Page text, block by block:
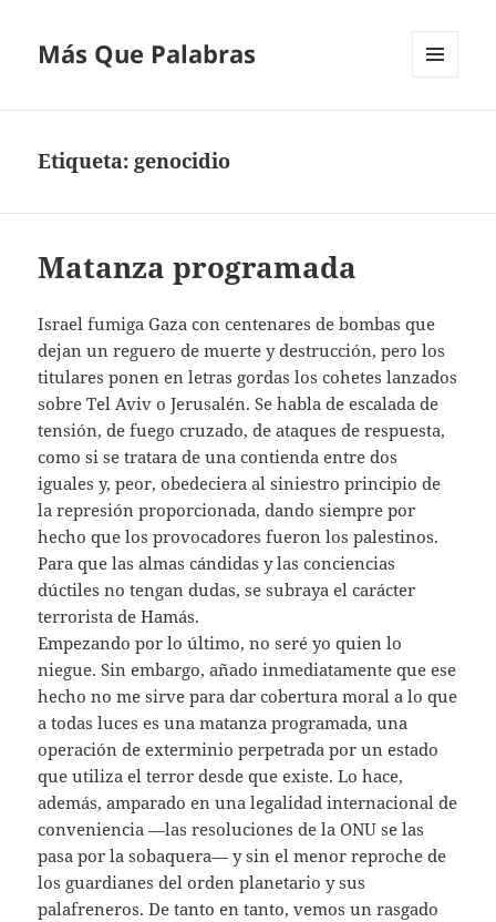
Más Que Palabras
Etiqueta: genocidio
Matanza programada
Israel fumiga Gaza con centenares de bombas que
dejan un reguero de muerte y destrucción, pero los
titulares ponen en letras gordas los cohetes lanzados
sobre Tel Aviv o Jerusalén. Se habla de escalada de
tensión, de fuego cruzado, de ataques de respuesta,
como si se tratara de una contienda entre dos
iguales y, peor, obedeciera al siniestro principio de
la represión proporcionada, dando siempre por
hecho que los provocadores fueron los palestinos.
Para que las almas cándidas y las conciencias
dúctiles no tengan dudas, se subraya el carácter
terrorista de Hamás.
Empezando por lo último, no seré yo quien lo
niegue. Sin embargo, añado inmediatamente que ese
hecho no me sirve para dar cobertura moral a lo que
a todas luces es una matanza programada, una
operación de exterminio perpetrada por un estado
que utiliza el terror desde que existe. Lo hace,
además, amparado en una legalidad internacional de
conveniencia —las resoluciones de la ONU se las
pasa por la sobaquera— y sin el menor reproche de
los guardianes del orden planetario y sus
palafreneros. De tanto en tanto, vemos un rasgado